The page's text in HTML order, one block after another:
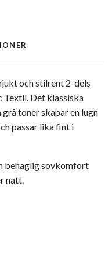
och stilrent 2-dels
Textil. Det klassiska
toner skapar en lugn
passar lika fint i
behaglig sovkomfort
natt.